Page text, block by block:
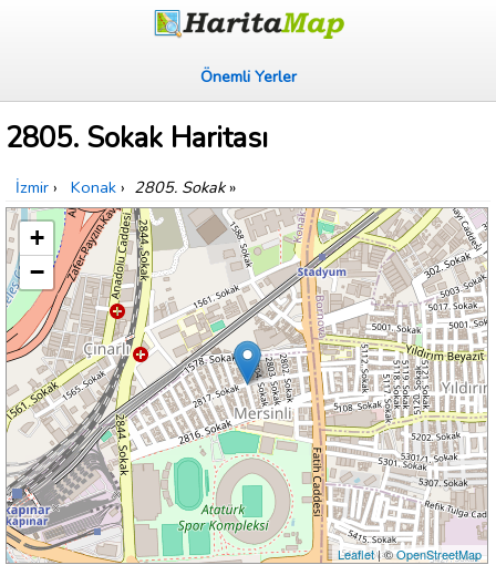
Önemli Yerler
2805. Sokak Haritası
İzmir › Konak › 2805. Sokak»
+
−
Leaflet| ©OpenStreetMap